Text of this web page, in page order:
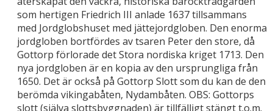
som hertigen Friedrich III anlade 1637 tillsammans
med Jordglobshuset med jättejordgloben. Den enorma
jordgloben bortfördes av tsaren Peter den store, då
Gottorp förlorade det Stora nordiska kriget 1713. Den
nya jordgloben är en kopia av den ursprungliga från
1650. Det är också på Gottorp Slott som du kan de den
berömda vikingabåten, Nydambåten. OBS: Gottorps
slott (själva slottsbyggnaden) är tillfälligt stängt t.o.m.